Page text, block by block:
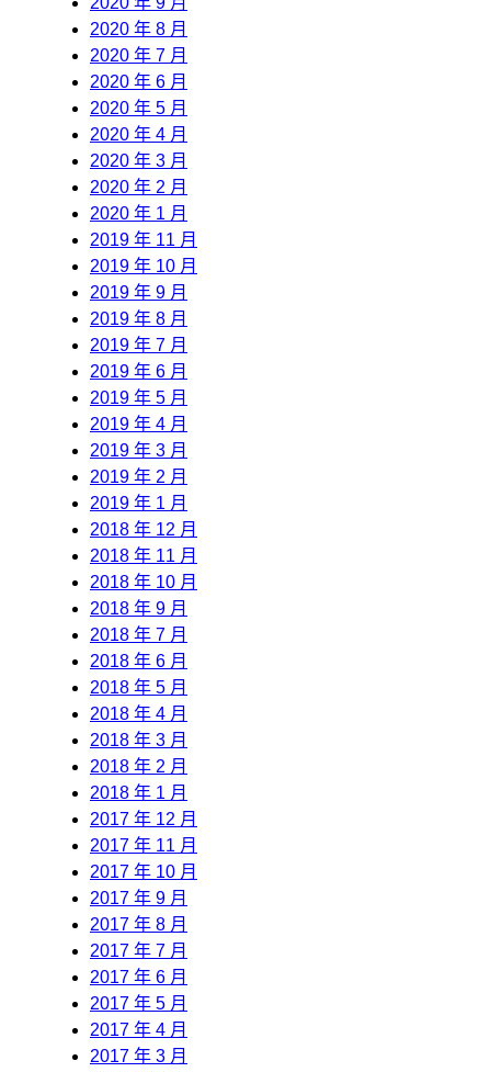
2020 年 8 月
2020 年 7 月
2020 年 6 月
2020 年 5 月
2020 年 4 月
2020 年 3 月
2020 年 2 月
2020 年 1 月
2019 年 11 月
2019 年 10 月
2019 年 9 月
2019 年 8 月
2019 年 7 月
2019 年 6 月
2019 年 5 月
2019 年 4 月
2019 年 3 月
2019 年 2 月
2019 年 1 月
2018 年 12 月
2018 年 11 月
2018 年 10 月
2018 年 9 月
2018 年 7 月
2018 年 6 月
2018 年 5 月
2018 年 4 月
2018 年 3 月
2018 年 2 月
2018 年 1 月
2017 年 12 月
2017 年 11 月
2017 年 10 月
2017 年 9 月
2017 年 8 月
2017 年 7 月
2017 年 6 月
2017 年 5 月
2017 年 4 月
2017 年 3 月